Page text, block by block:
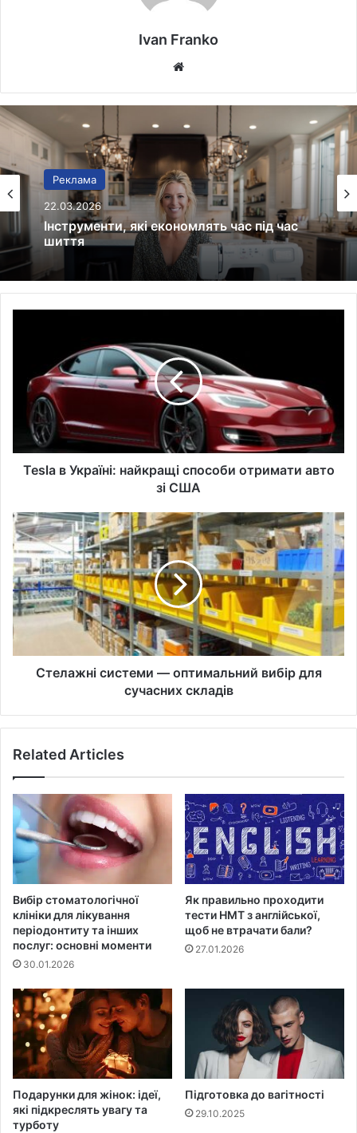
Ivan Franko
Реклама
20.03.2026
Протипожежна безпека без
формальностей: як зібрати працюючу
систему на об’єкті
найкращі
способи
отримати
авто
США
Tesla в Україні: найкращі способи отримати авто
зі США
Стелажні
системи
—
оптимальний
вибір
для
сучасних
складів
Стелажні системи — оптимальний вибір для
сучасних складів
Related Articles
Вибір стоматологічної
клініки для лікування
періодонтиту та інших
послуг: основні моменти
30.01.2026
Як правильно проходити
тести НМТ з англійської,
щоб не втрачати бали?
27.01.2026
Подарунки для жінок: ідеї,
які підкреслять увагу та
турботу
Підготовка до вагітності
29.10.2025